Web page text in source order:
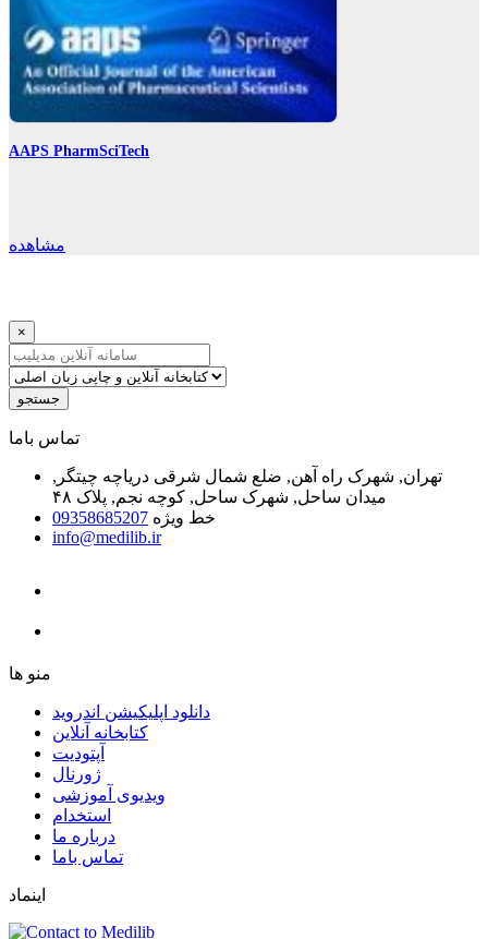
AAPS PharmSciTech
مشاهده
×
جستجو
ﺗﻤﺎﺱ ﺑﺎﻣﺎ
تهران, شهرک راه آهن, ضلع شمال شرقی دریاچه چیتگر,
میدان ساحل, شهرک ساحل, کوچه نجم, پلاک ۴۸
خط ویژه 09358685207
info@medilib.ir
ﻣﻨﻮ ﻫﺎ
دانلود اپلیکیشن اندروید
ﮐﺘﺎﺑﺨﺎﻧﻪ ﺁﻧﻼﯾﻦ
ﺁﭘﺘﻮﺩﯾﺖ
ﮊﻭﺭﻧﺎﻝ
ویدیوی آموزشی
استخدام
درباره ما
ﺗﻤﺎﺱ ﺑﺎﻣﺎ
اینماد